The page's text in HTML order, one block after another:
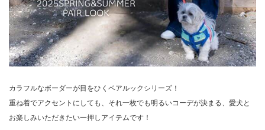
カラフルなボーダーが目をひくペアルックシリーズ！
重ね着でアクセントにしても、それ一枚でも明るいコーデが決まる、愛犬と
お楽しみいただきたい一押しアイテムです！